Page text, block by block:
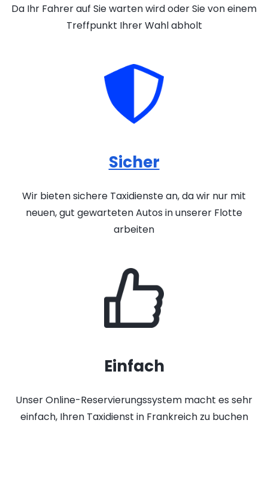
Da Ihr Fahrer auf Sie warten wird oder Sie von einem
Treffpunkt Ihrer Wahl abholt
Sicher
Wir bieten sichere Taxidienste an, da wir nur mit
neuen, gut gewarteten Autos in unserer Flotte
arbeiten
Einfach
Unser Online-Reservierungssystem macht es sehr
einfach, Ihren Taxidienst in Frankreich zu buchen